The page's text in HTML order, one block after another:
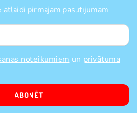
atlaidi pirmajam pasūtījumam
noteikumiem un privātuma
ABONĒT